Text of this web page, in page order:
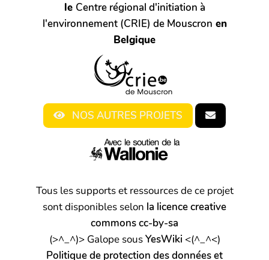
le Centre régional d'initiation à
l'environnement (CRIE) de Mouscron en
Belgique
NOS AUTRES PROJETS
Tous les supports et ressources de ce projet
sont disponibles selon la licence creative
commons cc-by-sa
(>^_^)> Galope sousYesWiki <(^_^<)
Politique de protection des données et